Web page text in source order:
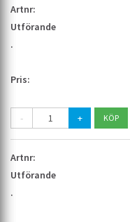
- +